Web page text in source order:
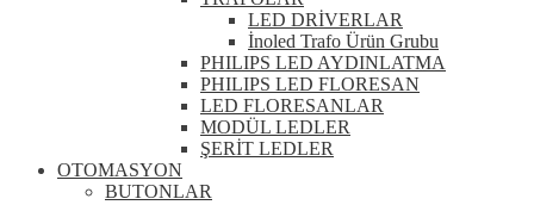
LED DRİVERLAR
İnoled Trafo Ürün Grubu
PHILIPS LED AYDINLATMA
PHILIPS LED FLORESAN
LED FLORESANLAR
MODÜL LEDLER
ŞERİT LEDLER
OTOMASYON
BUTONLAR